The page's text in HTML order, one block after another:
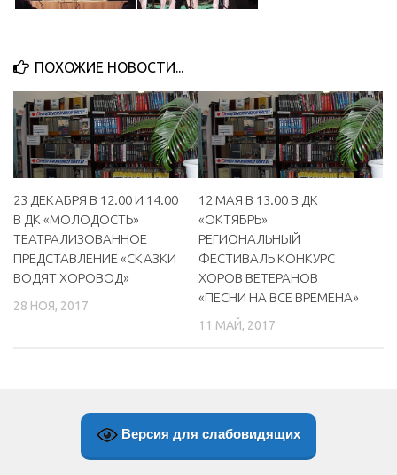
Независимая оценка качества
Контакты
ПОХОЖИЕ НОВОСТИ...
23 ДЕКАБРЯ В 12.00 И 14.00
В ДК «МОЛОДОСТЬ»
ТЕАТРАЛИЗОВАННОЕ
ПРЕДСТАВЛЕНИЕ «СКАЗКИ
ВОДЯТ ХОРОВОД»
28 НОЯ, 2017
12 МАЯ В 13.00 В ДК
«ОКТЯБРЬ»
РЕГИОНАЛЬНЫЙ
ФЕСТИВАЛЬ КОНКУРС
ХОРОВ ВЕТЕРАНОВ
«ПЕСНИ НА ВСЕ ВРЕМЕНА»
11 МАЙ, 2017
Версия для слабовидящих